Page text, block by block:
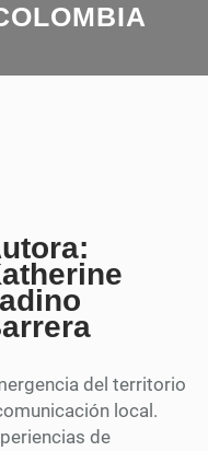
del territorio
local.
de